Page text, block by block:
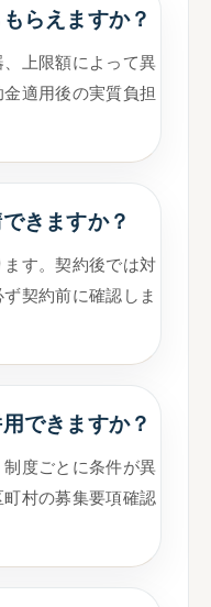
らえますか？
上限額によって異
適用後の実質負担
きますか？
す。契約後では対
契約前に確認しま
できますか？
度ごとに条件が異
村の募集要項確認